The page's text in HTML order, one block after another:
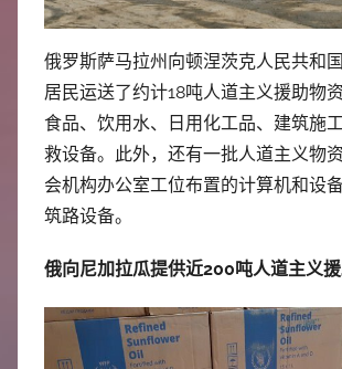
俄罗斯萨马拉州向顿涅茨克人民共和
居民运送了约计18吨人道主义援助物
食品、饮用水、日用化工品、建筑施
救设备。此外，还有一批人道主义物
会机构办公室工位布置的计算机和设
筑路设备。
俄向尼加拉瓜提供近200吨人道主义